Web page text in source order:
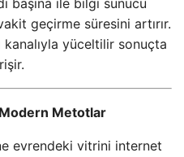
başına ile bilgi sunucu
geçirme süresini artırır.
yüceltilir sonuçta
Metotlar
evrendeki vitrini internet